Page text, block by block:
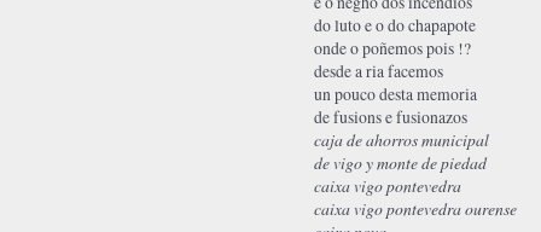
do luto e o do chapapote
onde o poñemos pois !?
desde a ria facemos
un pouco desta memoria
de fusions e fusionazos
caja de ahorros municipal
de vigo y monte de piedad
caixa vigo pontevedra
caixa vigo pontevedra ourense